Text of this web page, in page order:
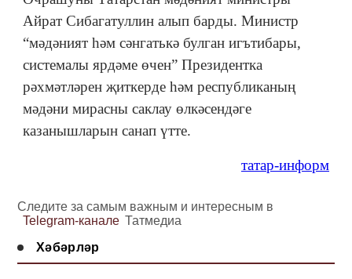
Айрат Сибагатуллин алып барды. Министр
“мәдәният һәм сәнгатькә булган игътибары,
системалы ярдәме өчен” Президентка
рәхмәтләрен җиткерде һәм республиканың
мәдәни мирасны саклау өлкәсендәге
казанышларын санап үтте.
татар-информ
Следите за самым важным и интересным в
Telegram-канале Татмедиа
Хәбәрләр